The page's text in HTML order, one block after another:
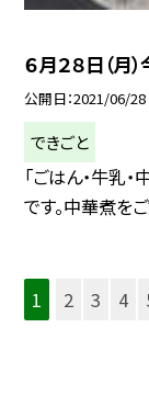
６月２８日（月
公開日 2021/06/28
できごと
「ごはん・牛乳
です。中華煮を
1 2 3 4